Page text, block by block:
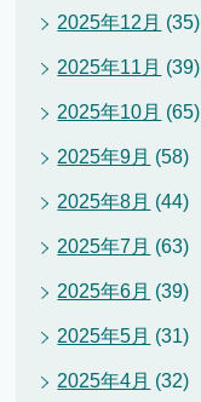
2025年12月 (35)
2025年11月 (39)
2025年10月 (65)
2025年9月 (58)
2025年8月 (44)
2025年7月 (63)
2025年6月 (39)
2025年5月 (31)
2025年4月 (32)